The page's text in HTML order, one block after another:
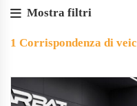
Mostra filtri
1 Corrispondenza di